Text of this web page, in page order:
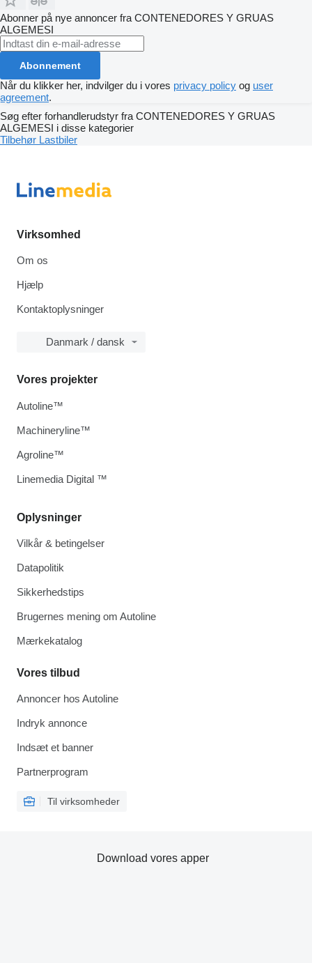
Abonner på nye annoncer fra CONTENEDORES Y GRUAS
ALGEMESI
Abonnement
Når du klikker her, indvilger du i vores privacy policy og user
agreement.
Søg efter forhandlerudstyr fra CONTENEDORES Y GRUAS
ALGEMESI i disse kategorier
Tilbehør Lastbiler
Virksomhed
Om os
Hjælp
Kontaktoplysninger
Danmark / dansk
Oplysninger
Vilkår & betingelser
Datapolitik
Sikkerhedstips
Brugernes mening om Autoline
Mærkekatalog
Vores tilbud
Annoncer hos Autoline
Indryk annonce
Indsæt et banner
Partnerprogram
Til virksomheder
Vores projekter
Autoline™
Machineryline™
Agroline™
Linemedia Digital ™
Download vores apper